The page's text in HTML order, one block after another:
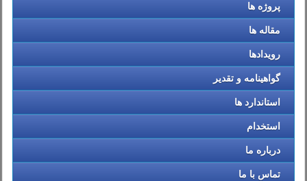
پروژه ها
مقاله ها
رویدادها
گواهینامه و تقدیر
استاندارد ها
استخدام
درباره ما
تماس با ما